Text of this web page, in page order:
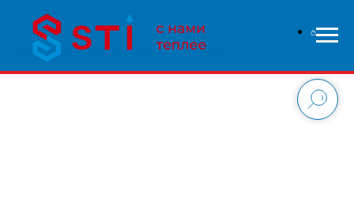
В связи с высокой нагрузкой на сайт - заказы
обрабатываются дольше чем обычно, приносим свои
извинения и надеемся на понимание с вашей стороны.